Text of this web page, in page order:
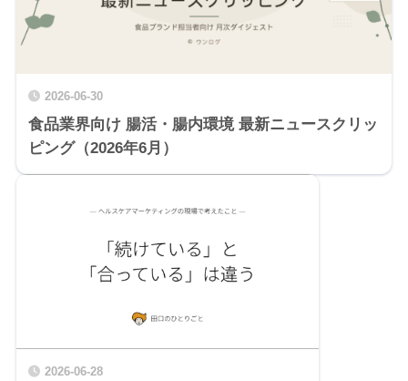
2026-06-30
食品業界向け 腸活・腸内環境 最新ニュースクリッ
ピング（2026年6月）
2026-06-28